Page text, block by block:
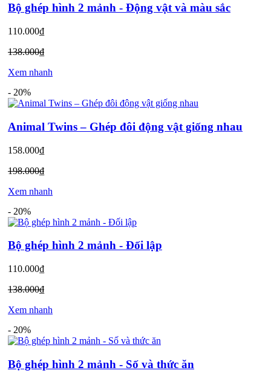
Bộ ghép hình 2 mảnh - Động vật và màu sắc
110.000₫
138.000₫
Xem nhanh
- 20%
Animal Twins – Ghép đôi động vật giống nhau
158.000₫
198.000₫
Xem nhanh
- 20%
Bộ ghép hình 2 mảnh - Đối lập
110.000₫
138.000₫
Xem nhanh
- 20%
Bộ ghép hình 2 mảnh - Số và thức ăn